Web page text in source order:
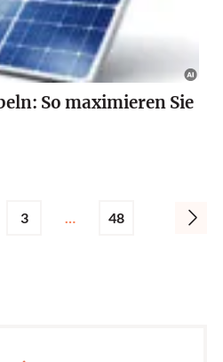
So maximieren Sie
3 … 48